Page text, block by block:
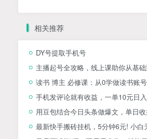
相关推荐
DY号提取手机号
主播起号全攻略，线上课助你从基
读书 博主 必修课：从0学做读书账
手机发评论就有收益，一单10元日
用豆包结合今日头条做爆文，单日
最新快手搬砖挂机，5分钟6元! 小白